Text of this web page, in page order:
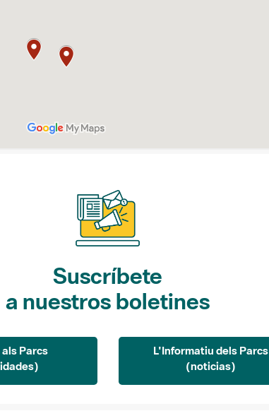
Suscríbete
a nuestros boletines
Parcs
L'Informatiu dels Parcs
(noticias)